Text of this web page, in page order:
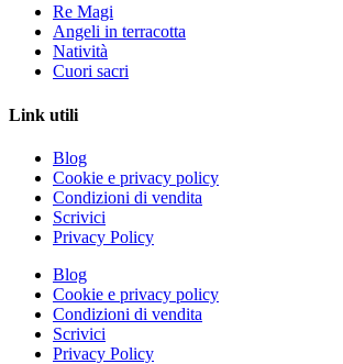
Re Magi
Angeli in terracotta
Natività
Cuori sacri
Link utili
Blog
Cookie e privacy policy
Condizioni di vendita
Scrivici
Privacy Policy
Blog
Cookie e privacy policy
Condizioni di vendita
Scrivici
Privacy Policy